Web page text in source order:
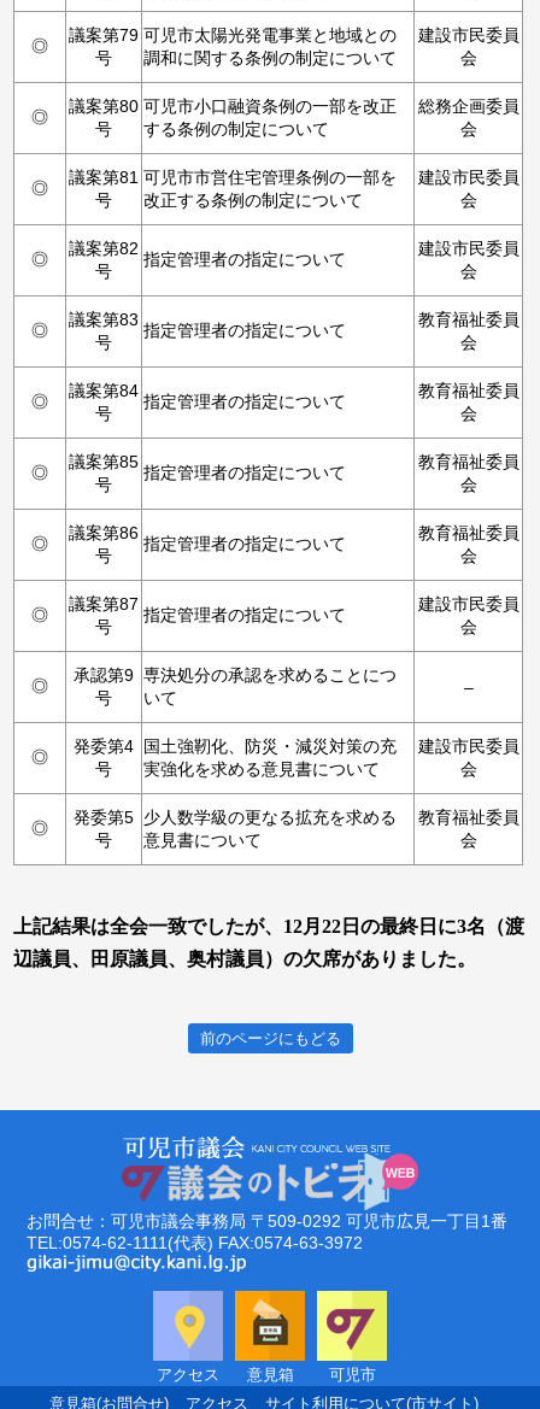
◎
議案第79
号
可児市太陽光発電事業と地域との
調和に関する条例の制定について
建設市民委員
会
◎
議案第80
号
可児市小口融資条例の一部を改正
する条例の制定について
総務企画委員
会
◎
議案第81
号
可児市市営住宅管理条例の一部を
改正する条例の制定について
建設市民委員
会
◎
議案第82
号
指定管理者の指定について
建設市民委員
会
◎
議案第83
号
指定管理者の指定について
教育福祉委員
会
◎
議案第84
号
指定管理者の指定について
教育福祉委員
会
◎
議案第85
号
指定管理者の指定について
教育福祉委員
会
◎
議案第86
号
指定管理者の指定について
教育福祉委員
会
◎
議案第87
号
指定管理者の指定について
建設市民委員
会
◎
承認第9
号
専決処分の承認を求めることにつ
いて
–
◎
発委第4
号
国土強靭化、防災・減災対策の充
実強化を求める意見書について
建設市民委員
会
◎
発委第5
号
少人数学級の更なる拡充を求める
意見書について
教育福祉委員
会
上記結果は全会一致でしたが、12月22日の最終日に3名（渡
辺議員、田原議員、奥村議員）の欠席がありました。
前のページにもどる
お問合せ：可児市議会事務局 〒509-0292 可児市広見一丁目1番
TEL:0574-62-1111(代表) FAX:0574-63-3972
アクセス 意見箱
可児市
意見箱(お問合せ)
アクセス サイト利用について(市サイト)